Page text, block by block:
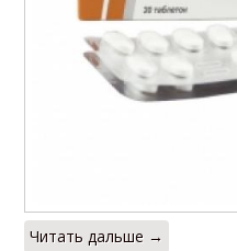
Читать дальше →